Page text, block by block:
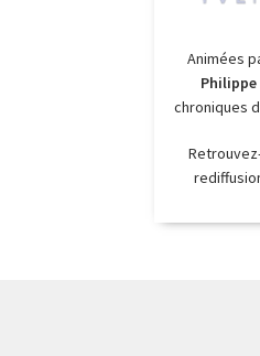
Animées
Philippe
chroniques